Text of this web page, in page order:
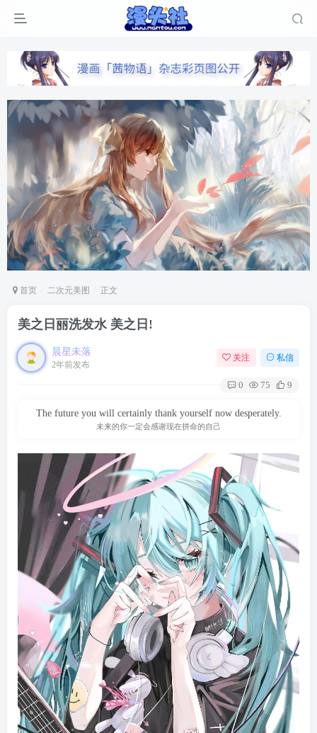
首页 二次元美图 正文
美之日丽洗发水 美之日!
晨星未落
2年前发布
关注 私信
0 75 9
The future you will certainly thank yourself now desperately.
未来的你一定会感谢现在拼命的自己